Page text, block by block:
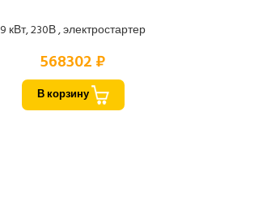
9 кВт, 230В , электростартер
568302 ₽
В корзину